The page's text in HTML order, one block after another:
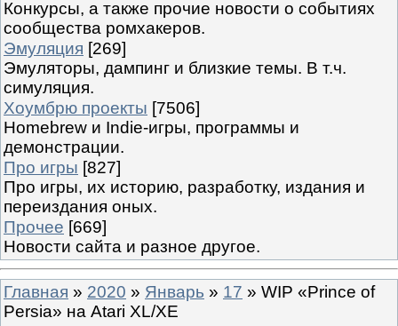
Конкурсы, а также прочие новости о событиях
сообщества ромхакеров.
Эмуляция [269]
Эмуляторы, дампинг и близкие темы. В т.ч.
симуляция.
Хоумбрю проекты [7506]
Homebrew и Indie-игры, программы и
демонстрации.
Про игры [827]
Про игры, их историю, разработку, издания и
переиздания оных.
Прочее [669]
Новости сайта и разное другое.
Главная » 2020 » Январь » 17 » WIP «Prince of
Persia» на Atari XL/XE